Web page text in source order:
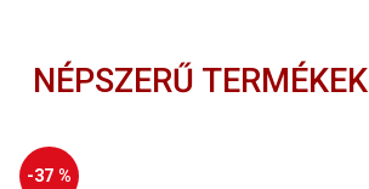
NÉPSZERŰ TERMÉKEK
-37 %